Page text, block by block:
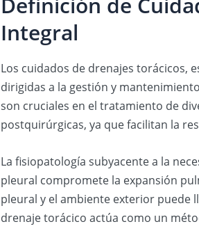
Integral
Los cuidados de drenajes torácicos,
dirigidas a la gestión y
son cruciales en el tratamiento de
postquirúrgicas, ya que facilitan la
La fisiopatología subyacente a la
pleural compromete la expansión
pleural y el ambiente exterior puede
drenaje torácico actúa como un